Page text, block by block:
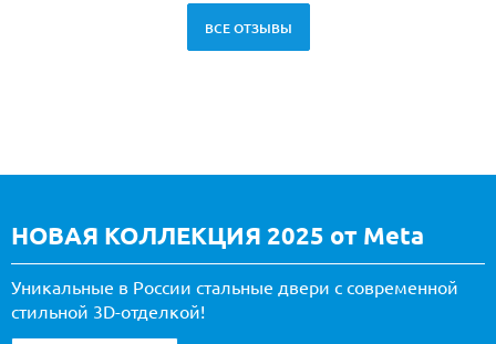
ВСЕ ОТЗЫВЫ
НОВАЯ КОЛЛЕКЦИЯ 2025 от Meta
Уникальные в России стальные двери с современной
стильной 3D-отделкой!